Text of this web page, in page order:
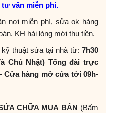
tư vấn miễn phí.
nơi miễn phí, sửa ok hàng
KH hài lòng mới thu tiền.
thuật sửa tại nhà từ: 7h30
Chủ Nhật) Tổng đài trực
Cửa hàng mở cửa tới 09h-
CHỮA MUA BÁN (Bấm